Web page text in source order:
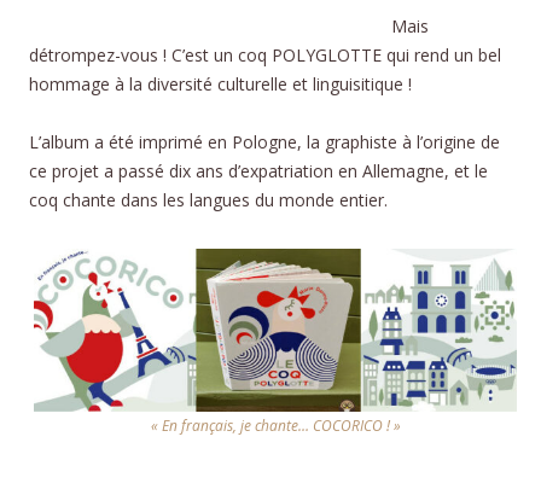
Mais
détrompez-vous ! C’est un coq POLYGLOTTE qui rend un bel
hommage à la diversité culturelle et linguisitique !
L’album a été imprimé en Pologne, la graphiste à l’origine de
ce projet a passé dix ans d’expatriation en Allemagne, et le
coq chante dans les langues du monde entier.
« En français, je chante… COCORICO ! »